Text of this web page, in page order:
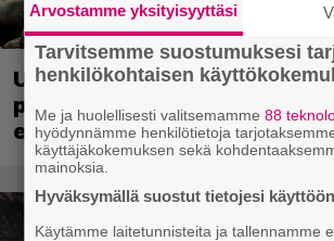
Ubisoft vahvisti uuden Ghost
pelin – kutsuu pelaajat
ennakkotestiin
Arvostamme yksityisyyttäsi
Tarvitsemme suostumuksesi
henkilökohtaisen
Me ja huolellisesti valitsemamme88
hyödynnämme henkilötietoja
käyttäjäkokemuksen sekä
mainoksia.
Hyväksymällä suostut tietojesi
Käytämme laitetunnisteita ja tallennamme